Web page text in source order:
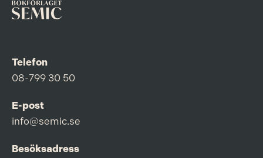
Telefon
08-799 30 50
E-post
info@semic.se
Besöksadress